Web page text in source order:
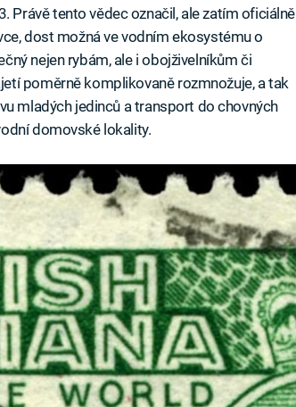
Právě tento vědec označil, ale zatím oficiálně
dost možná ve vodním ekosystému o
nejen rybám, ale i obojživelníkům či
poměrně komplikovaně rozmnožuje, a tak
mladých jedinců a transport do chovných
domovské lokality.